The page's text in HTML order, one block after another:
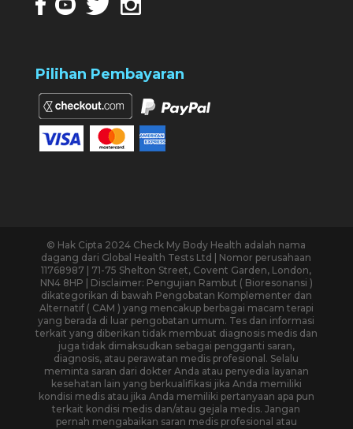
Pilihan Pembayaran
© Hak Cipta 2024 Check My Body Health adalah nama
dagang dari Global Health Tests Ltd | Nomor perusahaan
11768987 | 71-75 Shelton Street, Covent Garden, London,
NN4 8HP | Disclaimer: Pengujian Rambut ( Bioresonansi )
dikategorikan di bawah Pengobatan Komplementer dan
Alternatif ( CAM ) yang mencakup berbagai macam terapi
yang berada di luar pengobatan umum. Tes dan informasi
terkait yang diberikan tidak membuat diagnosis medis dan
juga tidak dimaksudkan sebagai pengganti saran,
diagnosis, atau perawatan medis profesional. Selalu
meminta saran dari dokter Anda atau penyedia layanan
kesehatan lain yang berkualifikasi jika Anda memiliki
kondisi medis atau jika Anda memiliki pertanyaan apa pun
terkait kondisi medis dan/atau gejala medis. Jangan
pernah mengabaikan saran medis profesional atau